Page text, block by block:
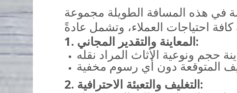
في هذه المسافة الطويلة مجموعة
1. المعاينة والتقدير المجاني:
2. التغليف والتعبئة الاحترافية: